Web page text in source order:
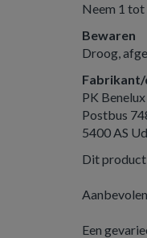
Neem 1
Bewaren
Droog,
PK
Postbus
5400 AS
Dit product
Een